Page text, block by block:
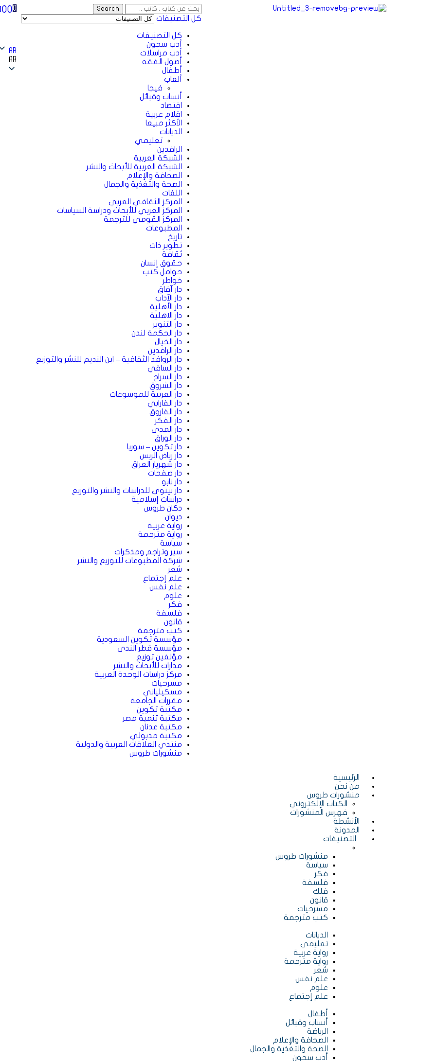
Search
كل التصنيفات
كل التصنيفات
أدب سجون
أدب مراسلات
أصول الفقه
أطفال
ألعاب
فيجا
أنساب وقبائل
اقتصاد
اقلام عربية
الأكثر مبيعا
الديانات
تعليمي
الرافدين
الشبكة العربية
الشبكة العربية للأبحاث والنشر
الصحافة والإعلام
الصحة والتغذية والجمال
اللغات
المركز الثقافي العربي
المركز العربي للأبحاث ودراسة السياسات
المركز القومي للترجمة
المطبوعات
تاريخ
تطوير ذات
ثقافة
حقوق إنسان
حوامل كتب
خواطر
دار آفاق
دار الآداب
دار الأهلية
دار الاهلية
دار التنوير
دار الحكمة لندن
دار الخيال
دار الرافدين
دار الروافد الثقافية – ابن النديم للنشر والتوزيع
دار الساقي
دار السراج
دار الشروق
دار العربية للموسوعات
دار الفارابي
دار الفاروق
دار الفكر
دار المدى
دار الوراق
دار تكوين – سوريا
دار رياض الريس
دار شهريار العراق
دار صفحات
دار نابو
دار نينوى للدراسات والنشر والتوزيع
دراسات إسلامية
دكان طروس
ديوان
رواية عربية
رواية مترجمة
سياسة
سير وتراجم ومذكرات
شركة المطبوعات للتوزيع والنشر
شعر
علم إجتماع
علم نفس
علوم
فكر
فلسفة
قانون
كتب مترجمة
مؤسسة تكوين السعودية
مؤسسة قطر الندى
مؤلفين توزيع
مدارات للأبحاث والنشر
مركز دراسات الوحدة العربية
مسرحيات
مسكيلياني
مقررات الجامعة
مكتبة تكوين
مكتبة تنمية مصر
مكتبة عدنان
مكتبة مدبولي
منتدي العلاقات العربية والدولية
منشورات طروس
0
AR
AR
الرئيسية
من نحن
منشورات طروس
الكتاب الإلكتروني
فهرس المنشورات
الأنشطة
المدونة
التصنيفات
منشورات طروس
سياسة
فكر
فلسفة
فلك
قانون
مسرحيات
كتب مترجمة
الديانات
تعليمي
رواية عربية
رواية مترجمة
شعر
علم نفس
علوم
علم إجتماع
أطفال
أنساب وقبائل
الرياضة
الصحافة والإعلام
الصحة والتغذية والجمال
أدب سجون